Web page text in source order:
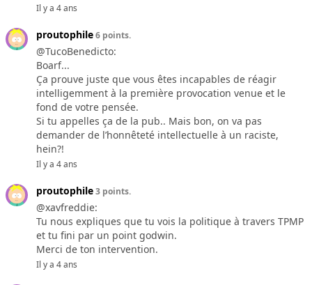
Il y a 4 ans
proutophile6 points.
@TucoBenedicto:
Boarf...
Ça prouve juste que vous êtes incapables de réagir
intelligemment à la première provocation venue et le
fond de votre pensée.
Si tu appelles ça de la pub.. Mais bon, on va pas
demander de l’honnêteté intellectuelle à un raciste,
hein?!
Il y a 4 ans
proutophile3 points.
@xavfreddie:
Tu nous expliques que tu vois la politique à travers TPMP
et tu fini par un point godwin.
Merci de ton intervention.
Il y a 4 ans